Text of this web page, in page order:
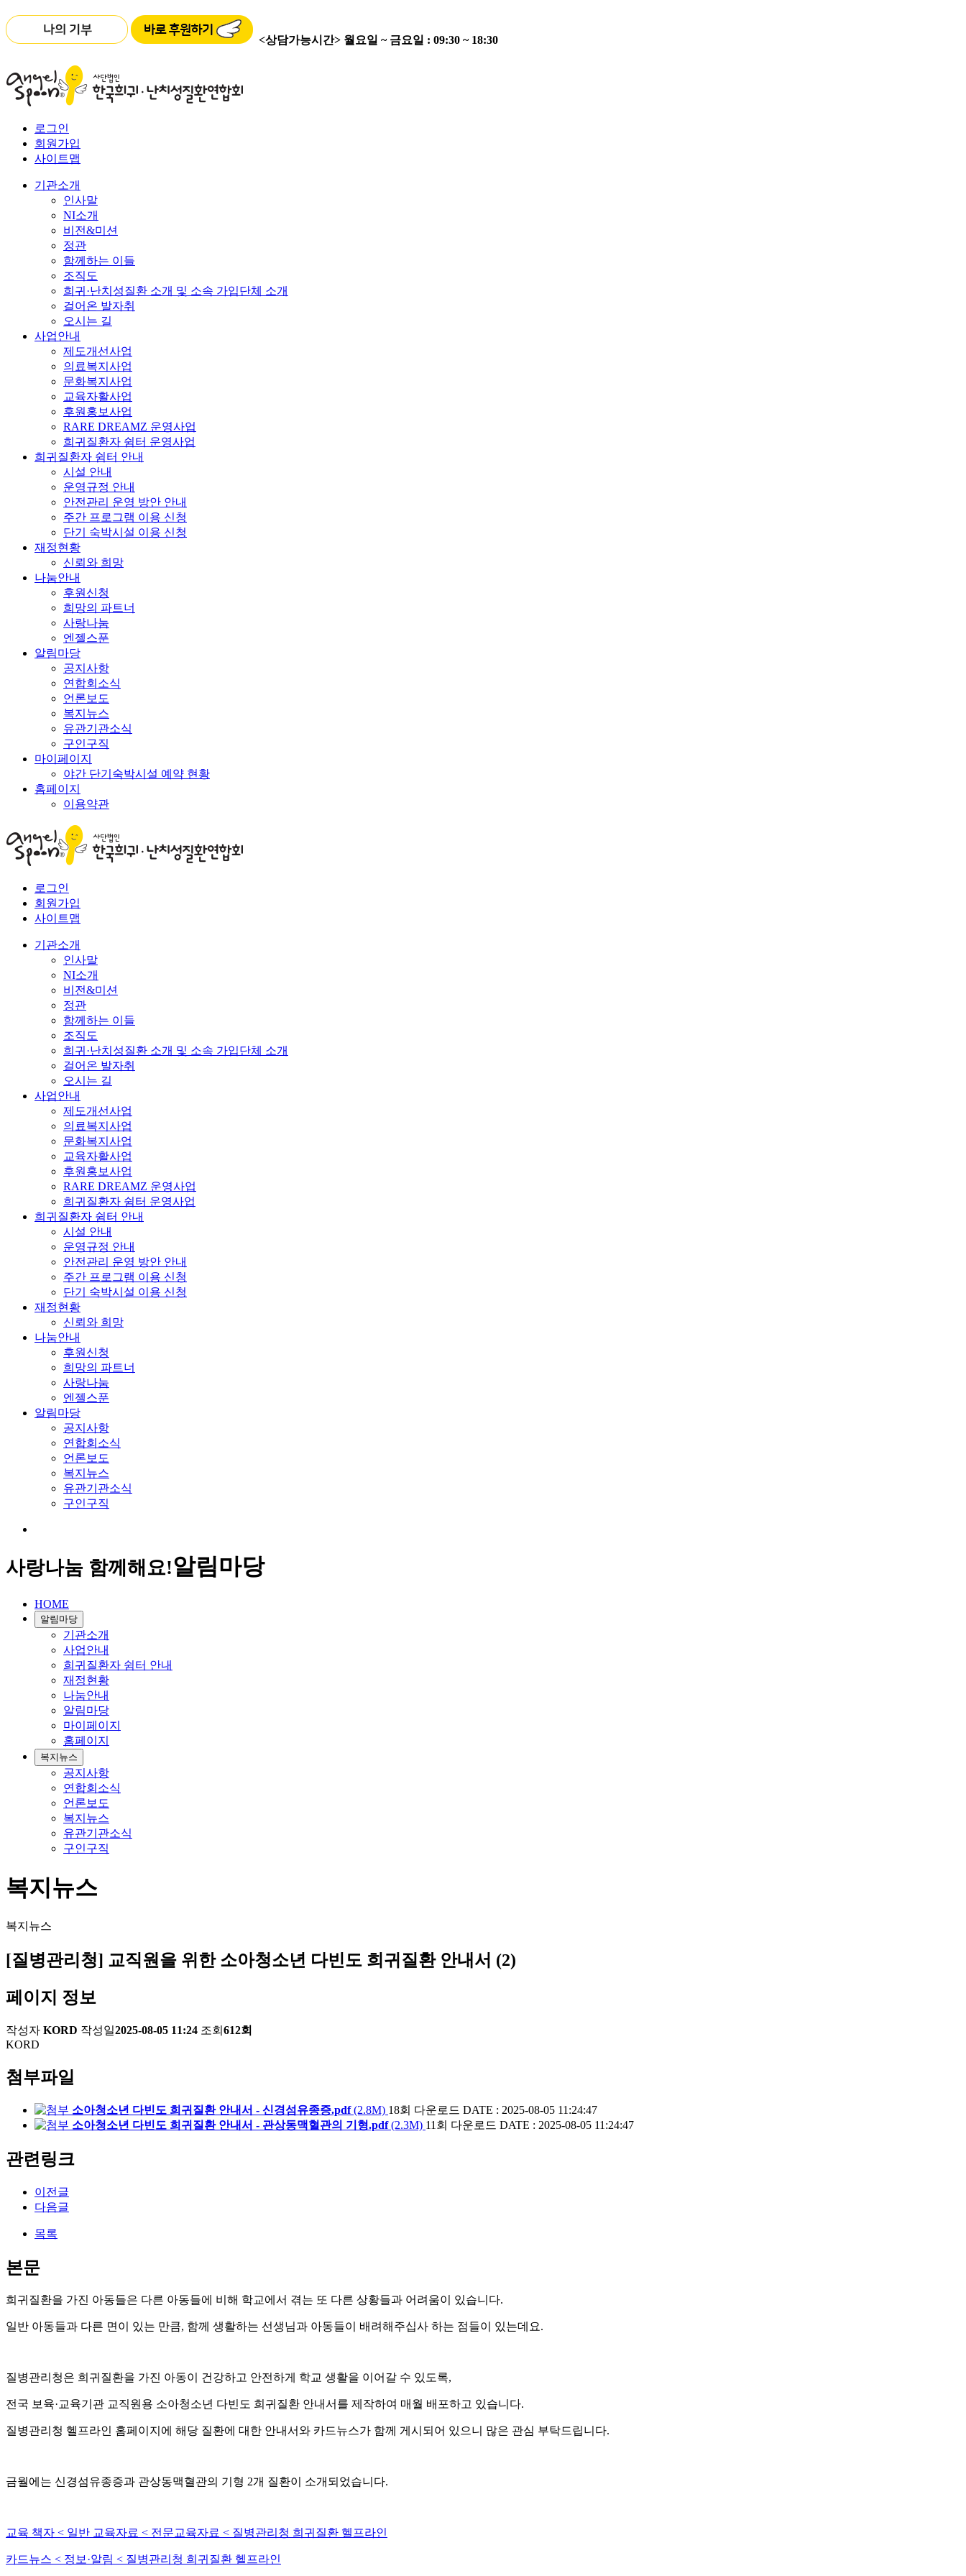
<상담가능시간> 월요일 ~ 금요일 : 09:30 ~ 18:30
로그인
회원가입
사이트맵
기관소개
인사말
NI소개
비전&미션
정관
함께하는 이들
조직도
희귀·난치성질환 소개 및 소속 가입단체 소개
걸어온 발자취
오시는 길
사업안내
제도개선사업
의료복지사업
문화복지사업
교육자활사업
후원홍보사업
RARE DREAMZ 운영사업
희귀질환자 쉼터 운영사업
희귀질환자 쉼터 안내
시설 안내
운영규정 안내
안전관리 운영 방안 안내
주간 프로그램 이용 신청
단기 숙박시설 이용 신청
재정현황
신뢰와 희망
나눔안내
후원신청
희망의 파트너
사랑나눔
엔젤스푼
알림마당
공지사항
연합회소식
언론보도
복지뉴스
유관기관소식
구인구직
마이페이지
야간 단기숙박시설 예약 현황
홈페이지
이용약관
로그인
회원가입
사이트맵
기관소개
인사말
NI소개
비전&미션
정관
함께하는 이들
조직도
희귀·난치성질환 소개 및 소속 가입단체 소개
걸어온 발자취
오시는 길
사업안내
제도개선사업
의료복지사업
문화복지사업
교육자활사업
후원홍보사업
RARE DREAMZ 운영사업
희귀질환자 쉼터 운영사업
희귀질환자 쉼터 안내
시설 안내
운영규정 안내
안전관리 운영 방안 안내
주간 프로그램 이용 신청
단기 숙박시설 이용 신청
재정현황
신뢰와 희망
나눔안내
후원신청
희망의 파트너
사랑나눔
엔젤스푼
알림마당
공지사항
연합회소식
언론보도
복지뉴스
유관기관소식
구인구직
사랑나눔 함께해요!알림마당
HOME
알림마당
기관소개
사업안내
희귀질환자 쉼터 안내
재정현황
나눔안내
알림마당
마이페이지
홈페이지
복지뉴스
공지사항
연합회소식
언론보도
복지뉴스
유관기관소식
구인구직
복지뉴스
복지뉴스
[질병관리청] 교직원을 위한 소아청소년 다빈도 희귀질환 안내서 (2)
페이지 정보
작성자 KORD 작성일2025-08-05 11:24 조회 612회
KORD
첨부파일
소아청소년 다빈도 희귀질환 안내서 - 신경섬유종증.pdf(2.8M) 18회 다운로드 DATE : 2025-08-05 11:24:47
소아청소년 다빈도 희귀질환 안내서 - 관상동맥혈관의 기형.pdf(2.3M) 11회 다운로드 DATE : 2025-08-05 11:24:47
관련링크
이전글
다음글
목록
본문
희귀질환을 가진 아동들은 다른 아동들에 비해 학교에서 겪는 또 다른 상황들과 어려움이 있습니다.
일반 아동들과 다른 면이 있는 만큼, 함께 생활하는 선생님과 아동들이 배려해주십사 하는 점들이 있는데요.
질병관리청은 희귀질환을 가진 아동이 건강하고 안전하게 학교 생활을 이어갈 수 있도록,
전국 보육·교육기관 교직원용 소아청소년 다빈도 희귀질환 안내서를 제작하여 매월 배포하고 있습니다.
질병관리청 헬프라인 홈페이지에 해당 질환에 대한 안내서와 카드뉴스가 함께 게시되어 있으니 많은 관심 부탁드립니다.
금월에는 신경섬유종증과 관상동맥혈관의 기형 2개 질환이 소개되었습니다.
교육 책자 < 일반 교육자료 < 전문교육자료 < 질병관리청 희귀질환 헬프라인
카드뉴스 < 정보·알림 < 질병관리청 희귀질환 헬프라인